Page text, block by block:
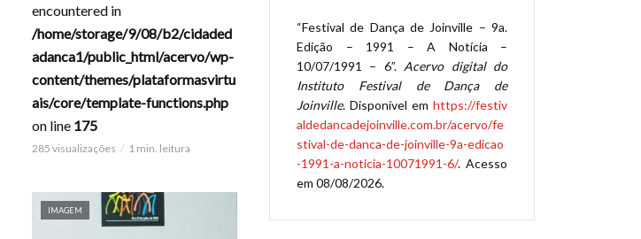
encountered in
/home/storage/9/08/b2/cidaded
adanca1/public_html/acervo/wp-
content/themes/plataformasvirtu
ais/core/template-functions.php
on line 175
285 visualizações 1 min. leitura
IMAGEM
“Festival de Dança de Joinville – 9a.
Edição – 1991 – A Notícia –
10/07/1991 – 6”. Acervo digital do
Instituto Festival de Dança de
Joinville. Disponível em https://festiv
aldedancadejoinville.com.br/acervo/fe
stival-de-danca-de-joinville-9a-edicao
-1991-a-noticia-10071991-6/. Acesso
em 08/08/2026.